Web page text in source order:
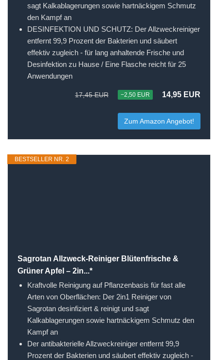
sagt Kalkablagerungen sowie hartnäckigem Schmutz
den Kampf an
DESINFEKTION UND SCHUTZ: Der Allzweckreiniger
entfernt 99,9 Prozent der Bakterien und säubert
effektiv zugleich - für lang anhaltende Frische und
Desinfektion zu Hause / Eine Flasche reicht für 25
Anwendungen
17,45 EUR −2,50 EUR 14,95 EUR
Zum Amazon Angebot!
BESTSELLER NR. 2
Sagrotan Allzweck-Reiniger Blütenfrische &
Grüner Apfel – 2in...*
Kraftvolle Reinigung auf Pflanzenbasis für fast alle
Arten von Oberflächen: Der 2in1 Reiniger von
Sagrotan desinfiziert & reinigt und sagt
Kalkablagerungen sowie hartnäckigem Schmutz den
Kampf an
Der antibakterielle Allzweckreiniger entfernt 99,9
Prozent der Bakterien und säubert effektiv zugleich -